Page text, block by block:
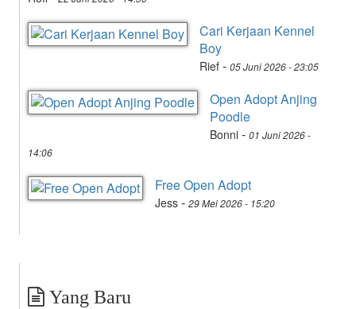
Cari Kerjaan Kennel
Boy
Rief - 05 Juni 2026 - 23:05
Open Adopt Anjing
Poodle
Bonni - 01 Juni 2026 -
14:06
Free Open Adopt
Jess - 29 Mei 2026 - 15:20
Yang Baru